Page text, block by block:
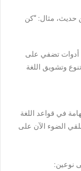
حديث، مثال: “كن
أدوات تضفي على
وتشويق اللغة
في قواعد اللغة
الضوء الآن على
نوعين: